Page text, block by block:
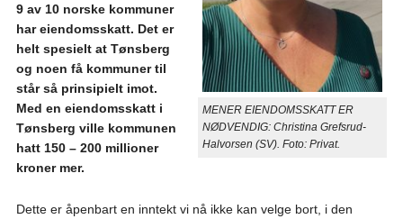
MENER EIENDOMSSKATT ER
NØDVENDIG: Christina Grefsrud-
Halvorsen (SV). Foto: Privat.
9 av 10 norske kommuner
har eiendomsskatt. Det er
helt spesielt at Tønsberg
og noen få kommuner til
står så prinsipielt imot.
Med en eiendomsskatt i
Tønsberg ville kommunen
hatt 150 – 200 millioner
kroner mer.
Dette er åpenbart en inntekt vi nå ikke kan velge bort, i den